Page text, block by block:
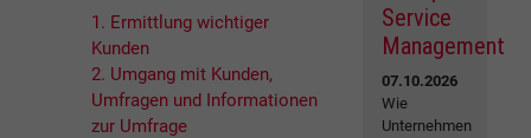
1. Ermittlung wichtiger
Kunden
2. Umgang mit Kunden,
Umfragen und Informationen
zur Umfrage
Service
Management
07.10.2026
Wie
Unternehmen